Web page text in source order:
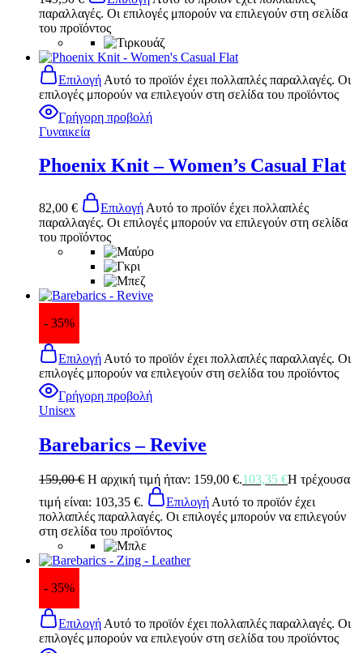
παραλλαγές. Οι επιλογές μπορούν να επιλεγούν στη σελίδα
του προϊόντος
Επιλογή Αυτό το προϊόν έχει πολλαπλές παραλλαγές. Οι
επιλογές μπορούν να επιλεγούν στη σελίδα του προϊόντος
Γρήγορη προβολή
Γυναικεία
Phoenix Knit – Women’s Casual Flat
82,00 € Επιλογή Αυτό το προϊόν έχει πολλαπλές
παραλλαγές. Οι επιλογές μπορούν να επιλεγούν στη σελίδα
του προϊόντος
- 35%
Επιλογή Αυτό το προϊόν έχει πολλαπλές παραλλαγές. Οι
επιλογές μπορούν να επιλεγούν στη σελίδα του προϊόντος
Γρήγορη προβολή
Unisex
Barebarics – Revive
159,00€ Η αρχική τιμή ήταν: 159,00 €.103,35 €Η τρέχουσα
τιμή είναι: 103,35 €.
Επιλογή Αυτό το προϊόν έχει
πολλαπλές παραλλαγές. Οι επιλογές μπορούν να επιλεγούν
στη σελίδα του προϊόντος
- 35%
Επιλογή Αυτό το προϊόν έχει πολλαπλές παραλλαγές. Οι
επιλογές μπορούν να επιλεγούν στη σελίδα του προϊόντος